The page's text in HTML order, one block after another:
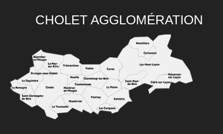
CHOLET AGGLOMÉRATION